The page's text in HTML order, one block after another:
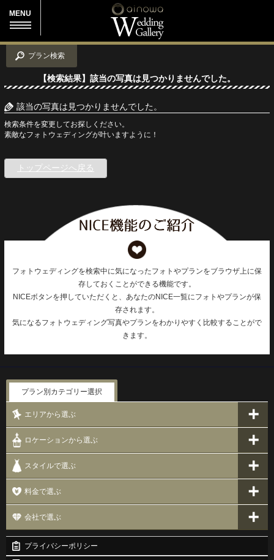
MENU
プラン検索
【検索結果】該当の写真は見つかりませんでした。
該当の写真は見つかりませんでした。
検索条件を変更してお探しください。
素敵なフォトウェディングが叶いますように！
トップページへ戻る
フォトウェディングを検索中に気になったフォトやプランをブラウザ上に保
存しておくことができる機能です。
NICEボタンを押していただくと、あなたのNICE一覧にフォトやプランが保
存されます。
気になるフォトウェディング写真やプランをわかりやすく比較することがで
きます。
プラン別カテゴリー選択
エリアから選ぶ
ロケーションから選ぶ
スタイルで選ぶ
料金で選ぶ
会社で選ぶ
プライバシーポリシー